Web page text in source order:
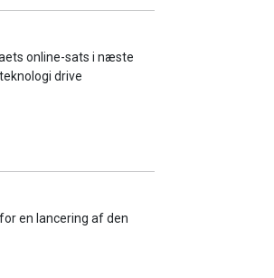
online-sats i næste
drive
en lancering af den